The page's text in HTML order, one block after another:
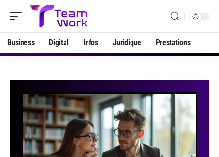
Business Digital Infos Juridique Prestations